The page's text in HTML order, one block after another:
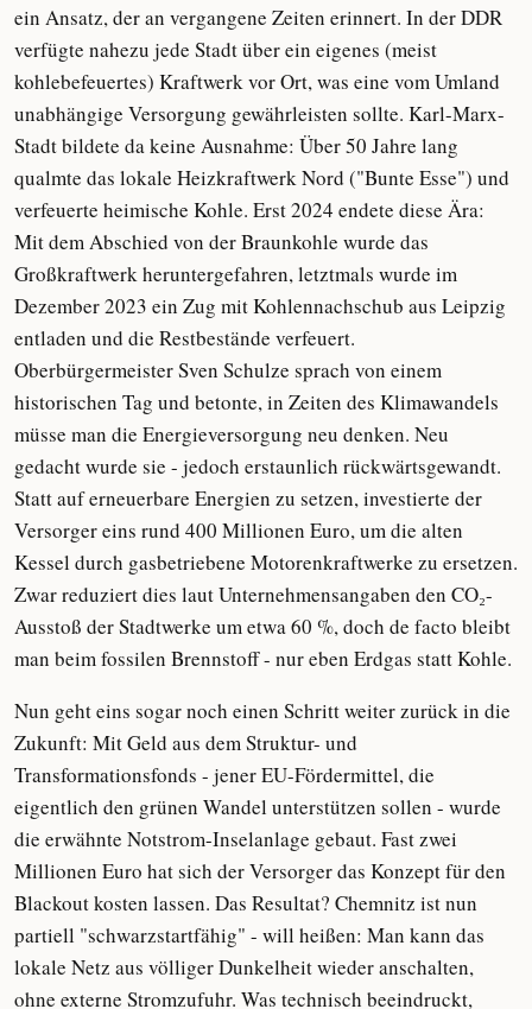
ein Ansatz, der an vergangene Zeiten erinnert. In der DDR
verfügte nahezu jede Stadt über ein eigenes (meist
kohlebefeuertes) Kraftwerk vor Ort, was eine vom Umland
unabhängige Versorgung gewährleisten sollte. Karl-Marx-
Stadt bildete da keine Ausnahme: Über 50 Jahre lang
qualmte das lokale Heizkraftwerk Nord ("Bunte Esse") und
verfeuerte heimische Kohle. Erst 2024 endete diese Ära:
Mit dem Abschied von der Braunkohle wurde das
Großkraftwerk heruntergefahren, letztmals wurde im
Dezember 2023 ein Zug mit Kohlennachschub aus Leipzig
entladen und die Restbestände verfeuert.
Oberbürgermeister Sven Schulze sprach von einem
historischen Tag und betonte, in Zeiten des Klimawandels
müsse man die Energieversorgung neu denken. Neu
gedacht wurde sie - jedoch erstaunlich rückwärtsgewandt.
Statt auf erneuerbare Energien zu setzen, investierte der
Versorger eins rund 400 Millionen Euro, um die alten
Kessel durch gasbetriebene Motorenkraftwerke zu ersetzen.
Zwar reduziert dies laut Unternehmensangaben den CO₂-
Ausstoß der Stadtwerke um etwa 60 %, doch de facto bleibt
man beim fossilen Brennstoff - nur eben Erdgas statt Kohle.
Nun geht eins sogar noch einen Schritt weiter zurück in die
Zukunft: Mit Geld aus dem Struktur- und
Transformationsfonds - jener EU-Fördermittel, die
eigentlich den grünen Wandel unterstützen sollen - wurde
die erwähnte Notstrom-Inselanlage gebaut. Fast zwei
Millionen Euro hat sich der Versorger das Konzept für den
Blackout kosten lassen. Das Resultat? Chemnitz ist nun
partiell "schwarzstartfähig" - will heißen: Man kann das
lokale Netz aus völliger Dunkelheit wieder anschalten,
ohne externe Stromzufuhr. Was technisch beeindruckt,